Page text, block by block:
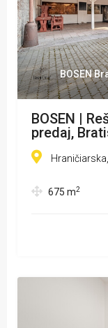
BOSEN
BOSEN |
predaj,
príležitosť,
675 m2